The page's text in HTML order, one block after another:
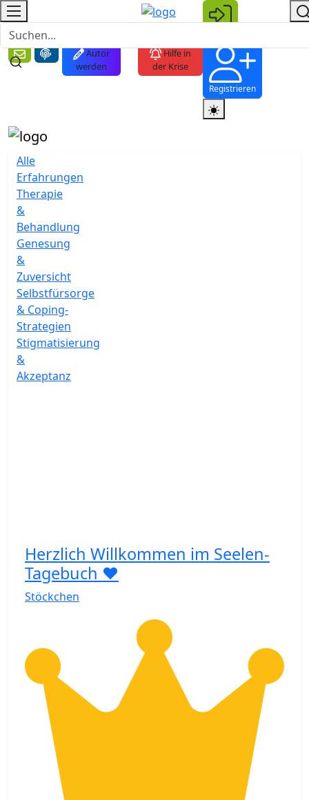
Autor
werden
Hilfe in
der Krise
Registrieren
Alle
Erfahrungen
Therapie
&
Behandlung
Genesung
&
Zuversicht
Selbstfürsorge
& Coping-
Strategien
Stigmatisierung
&
Akzeptanz
Herzlich Willkommen im Seelen-
Tagebuch ❤️
Stöckchen